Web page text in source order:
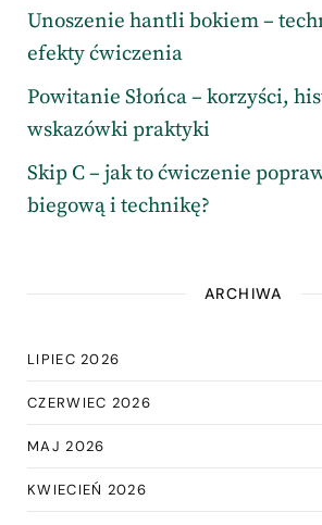
Unoszenie hantli bokiem –
efekty ćwiczenia
Powitanie Słońca – korzyści,
wskazówki praktyki
Skip C – jak to ćwiczenie
biegową i technikę?
ARCHIWA
LIPIEC 2026
CZERWIEC 2026
MAJ 2026
KWIECIEŃ 2026